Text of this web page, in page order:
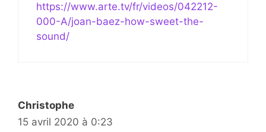
https://www.arte.tv/fr/videos/042212-
000-A/joan-baez-how-sweet-the-
sound/
Christophe
15 avril 2020 à 0:23